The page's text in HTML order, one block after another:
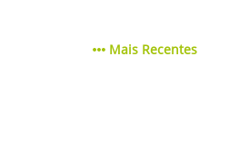
Mais Recentes